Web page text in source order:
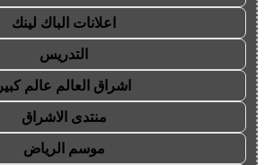
اعلانات الباك لينك
التدريس
اشراق العالم عالم كبير
منتدى الاشراق
موسم الرياض